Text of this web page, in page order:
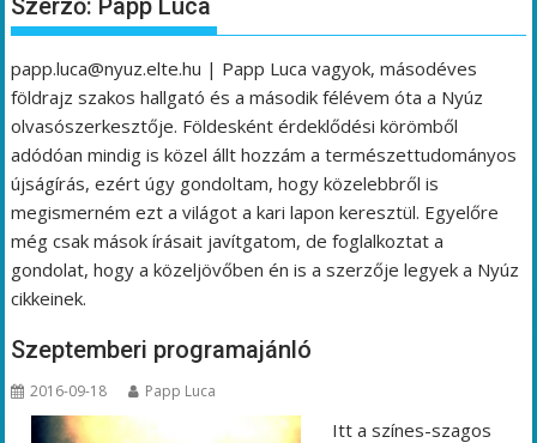
Szerző: Papp Luca
papp.luca@nyuz.elte.hu | Papp Luca vagyok, másodéves
földrajz szakos hallgató és a második félévem óta a Nyúz
olvasószerkesztője. Földesként érdeklődési körömből
adódóan mindig is közel állt hozzám a természettudományos
újságírás, ezért úgy gondoltam, hogy közelebbről is
megismerném ezt a világot a kari lapon keresztül. Egyelőre
még csak mások írásait javítgatom, de foglalkoztat a
gondolat, hogy a közeljövőben én is a szerzője legyek a Nyúz
cikkeinek.
Szeptemberi programajánló
2016-09-18 Papp Luca
Itt a színes-szagos